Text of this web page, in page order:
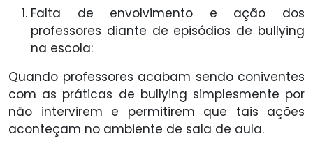
Falta de envolvimento e ação dos
professores diante de episódios de bullying
na escola:
Quando professores acabam sendo coniventes
com as práticas de bullying simplesmente por
não intervirem e permitirem que tais ações
aconteçam no ambiente de sala de aula.